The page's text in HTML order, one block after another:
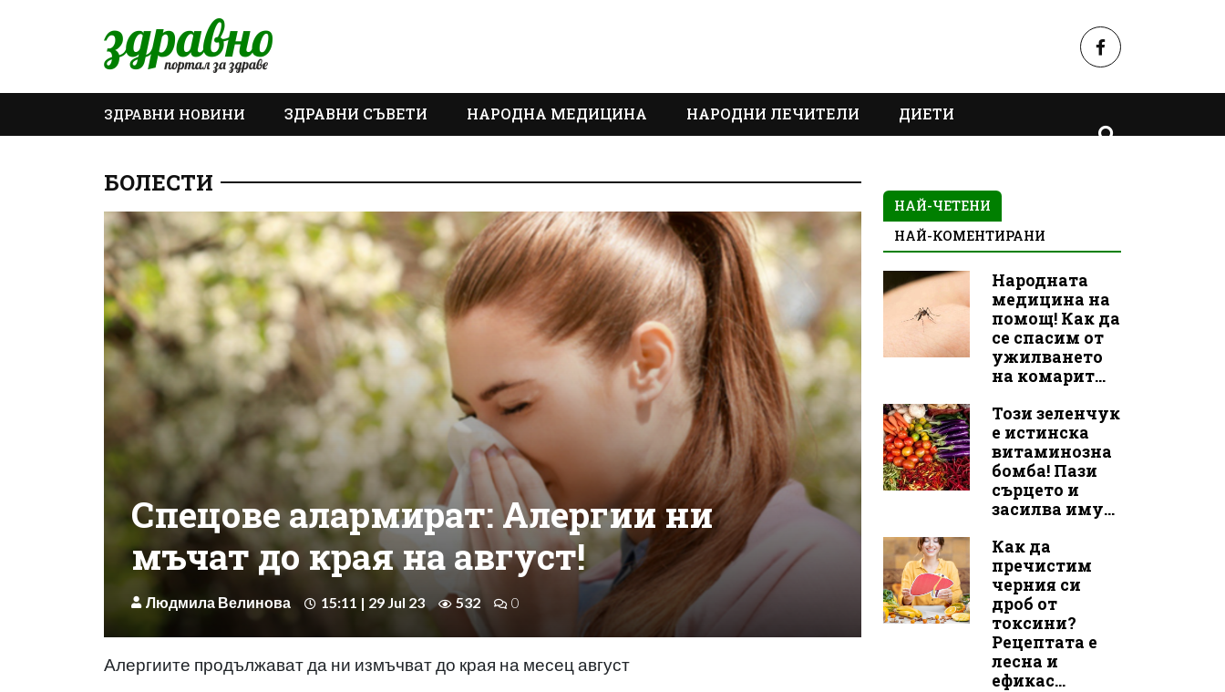
ЗДРАВНИ НОВИНИ ЗДРАВНИ СЪВЕТИ НАРОДНА МЕДИЦИНА НАРОДНИ ЛЕЧИТЕЛИ ДИЕТИ
БОЛЕСТИ
Спецове алармират: Алергии ни
мъчат до края на август!
Людмила Велинова 15:11 | 29 Jul 23 532 0
Алергиите продължават да ни измъчват до края на месец август
НАЙ-ЧЕТЕНИ
НАЙ-КОМЕНТИРАНИ
Народната
медицина на
помощ! Как да
се спасим от
ужилването
на комарит...
Този зеленчук
е истинска
витаминозна
бомба! Пази
сърцето и
засилва иму...
Как да
пречистим
черния си
дроб от
токсини?
Рецептата е
лесна и
ефикас...